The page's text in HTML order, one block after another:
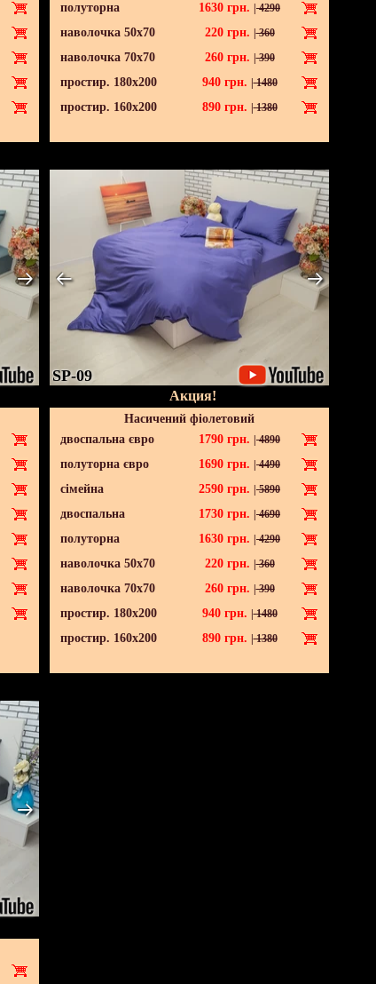
полуторна 1630 грн. 4290
наволочка 50х70 220 грн. |360
наволочка 70х70 260 грн. |390
простир. 180х200 940 грн. |1480
простир. 160х200 890 грн. |1380
SP-09
Акция!
Насичений фіолетовий
двоспальна євро
1790 грн. 4890
полуторна євро 1690 грн. 4490
сімейна 2590 грн. 5890
двоспальна 1730 грн. 4690
полуторна 1630 грн. 4290
наволочка 50х70 220 грн. |360
наволочка 70х70 260 грн. |390
простир. 180х200 940 грн. |1480
простир. 160х200 890 грн. |1380